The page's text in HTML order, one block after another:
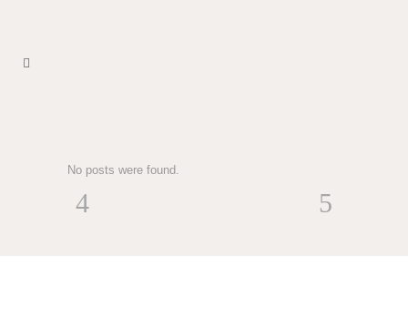
No posts were found.